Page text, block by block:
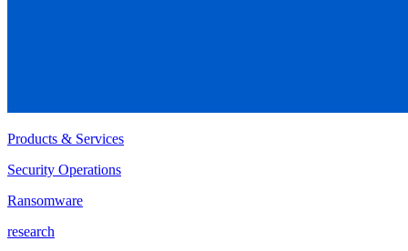
Products & Services
Security Operations
Ransomware
research